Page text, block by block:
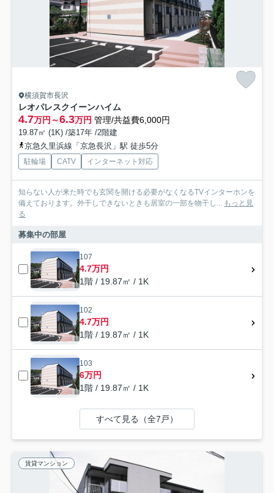
横須賀市長沢
レオパレスクイーンハイム
4.7万円～6.3万円 管理/共益費6,000円
19.87㎡ (1K) /築17年 /2階建
京急久里浜線「京急長沢」駅 徒歩5分
駐輪場 CATV インターネット対応
知らない人が来た時でも玄関を開ける必要がなくなるTVインターホンを
備えております。外干しできないときも居室の一部を物干し...
もっと見
る
募集中の部屋
107
4.7万円
1階 / 19.87㎡ / 1K
102
4.7万円
1階 / 19.87㎡ / 1K
103
6万円
1階 / 19.87㎡ / 1K
すべて見る（全7戸）
賃貸マンション